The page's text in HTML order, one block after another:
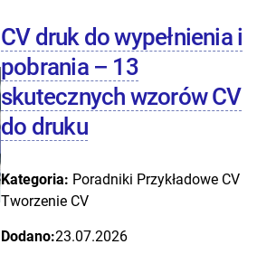
CV druk do wypełnienia i
pobrania – 13
skutecznych wzorów CV
do druku
Kategoria: Poradniki Przykładowe CV
Tworzenie CV
Dodano:23.07.2026